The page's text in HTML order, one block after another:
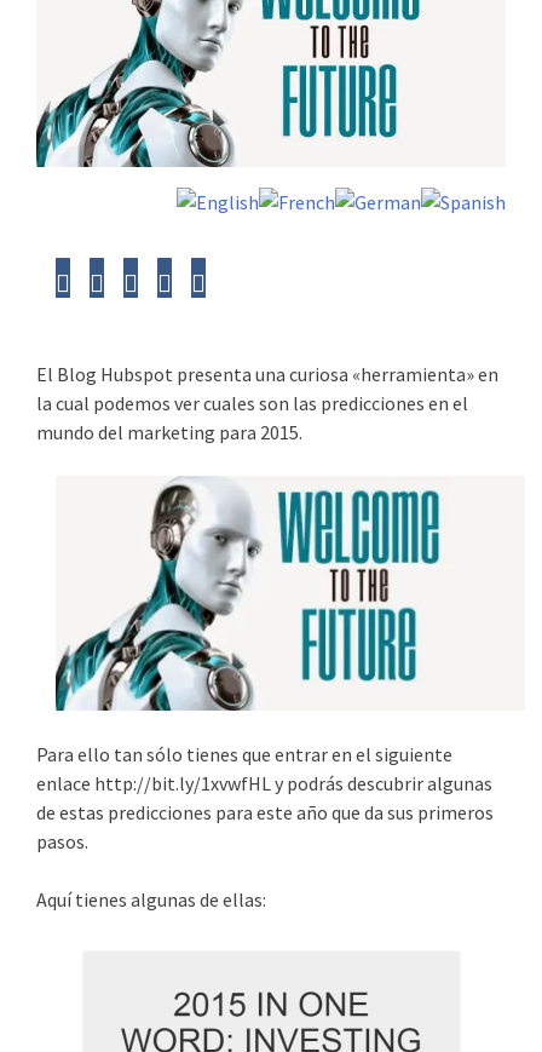
El Blog Hubspot presenta una curiosa «herramienta» en
la cual podemos ver cuales son las predicciones en el
mundo del marketing para 2015.
Para ello tan sólo tienes que entrar en el siguiente
enlace http://bit.ly/1xvwfHL y podrás descubrir algunas
de estas predicciones para este año que da sus primeros
pasos.
Aquí tienes algunas de ellas: